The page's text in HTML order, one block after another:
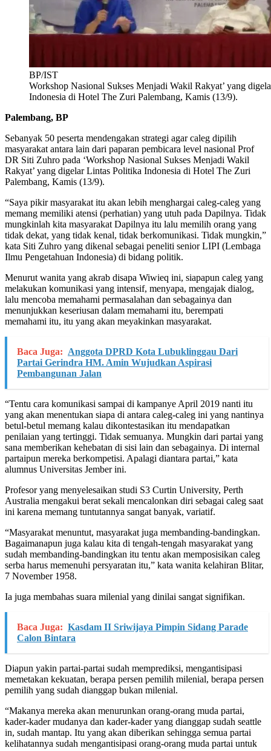
BP/IST
Workshop Nasional Sukses Menjadi Wakil Rakyat’ yang
Indonesia di Hotel The Zuri Palembang, Kamis (13/9).
Palembang, BP
Sebanyak 50 peserta mendengakan strategi agar caleg dipilih
masyarakat antara lain dari paparan pembicara level nasional Prof
DR Siti Zuhro pada ‘Workshop Nasional Sukses Menjadi Wakil
Rakyat’ yang digelar Lintas Politika Indonesia di Hotel The Zuri
Palembang, Kamis (13/9).
“Saya pikir masyarakat itu akan lebih menghargai caleg-caleg yang
memang memiliki atensi (perhatian) yang utuh pada Dapilnya. Tidak
mungkinlah kita masyarakat Dapilnya itu lalu memilih orang yang
tidak dekat, yang tidak kenal, tidak berkomunikasi. Tidak mungkin,”
kata Siti Zuhro yang dikenal sebagai peneliti senior LIPI (Lembaga
Ilmu Pengetahuan Indonesia) di bidang politik.
Menurut wanita yang akrab disapa Wiwieq ini, siapapun caleg yang
melakukan komunikasi yang intensif, menyapa, mengajak dialog,
lalu mencoba memahami permasalahan dan sebagainya dan
menunjukkan keseriusan dalam memahami itu, berempati
memahami itu, itu yang akan meyakinkan masyarakat.
Baca Juga: Anggota DPRD Kota Lubuklinggau Dari
Partai Gerindra HM. Amin Wujudkan Aspirasi
Pembangunan Jalan
“Tentu cara komunikasi sampai di kampanye April 2019 nanti itu
yang akan menentukan siapa di antara caleg-caleg ini yang nantinya
betul-betul memang kalau dikontestasikan itu mendapatkan
penilaian yang tertinggi. Tidak semuanya. Mungkin dari partai yang
sana memberikan kehebatan di sisi lain dan sebagainya. Di internal
partaipun mereka berkompetisi. Apalagi diantara partai,” kata
alumnus Universitas Jember ini.
Profesor yang menyelesaikan studi S3 Curtin University, Perth
Australia mengakui berat sekali mencalonkan diri sebagai caleg saat
ini karena memang tuntutannya sangat banyak, variatif.
“Masyarakat menuntut, masyarakat juga membanding-bandingkan.
Bagaimanapun juga kalau kita di tengah-tengah masyarakat yang
sudah membanding-bandingkan itu tentu akan memposisikan caleg
serba harus memenuhi persyaratan itu,” kata wanita kelahiran Blitar,
7 November 1958.
Ia juga membahas suara milenial yang dinilai sangat signifikan.
Baca Juga: Kasdam II Sriwijaya Pimpin Sidang Parade
Calon Bintara
Diapun yakin partai-partai sudah memprediksi, mengantisipasi
memetakan kekuatan, berapa persen pemilih milenial, berapa persen
pemilih yang sudah dianggap bukan milenial.
“Makanya mereka akan menurunkan orang-orang muda partai,
kader-kader mudanya dan kader-kader yang dianggap sudah seattle
in, sudah mantap. Itu yang akan diberikan sehingga semua partai
kelihatannya sudah mengantisipasi orang-orang muda partai untuk